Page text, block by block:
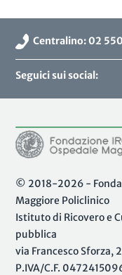
Centralino: 02
Seguici sui social:
© 2018-2026 -
Maggiore Policlinico
Istituto di Ricovero e
pubblica
via Francesco Sforza,
P.IVA/C.F.